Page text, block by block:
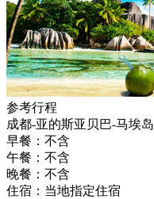
参考行程
成都-亚的斯亚贝巴-马埃岛
早餐： 不含
午餐： 不含
晚餐： 不含
住宿： 当地指定住宿